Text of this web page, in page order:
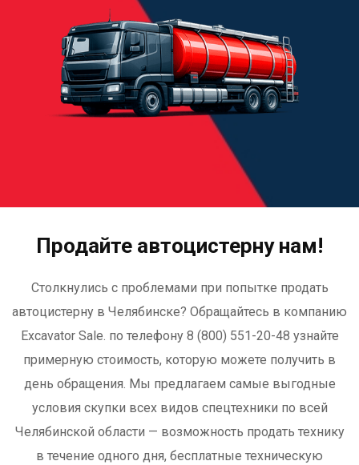
Продайте автоцистерну нам!
Столкнулись с проблемами при попытке продать
автоцистерну в Челябинске? Обращайтесь в компанию
Excavator Sale. по телефону 8 (800) 551-20-48 узнайте
примерную стоимость, которую можете получить в
день обращения. Мы предлагаем самые выгодные
условия скупки всех видов спецтехники по всей
Челябинской области — возможность продать технику
в течение одного дня, бесплатные техническую